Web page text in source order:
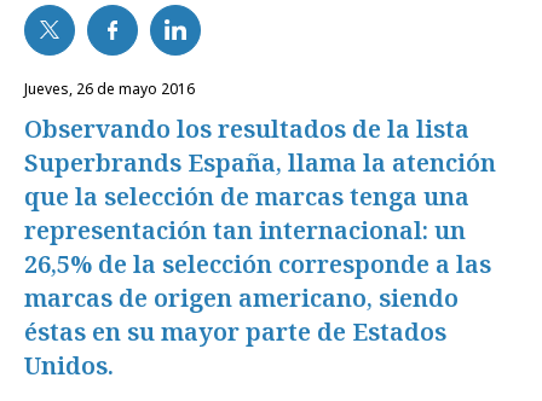
jueves, 26 de mayo 2016
Observando los resultados de la lista
Superbrands España, llama la atención
que la selección de marcas tenga una
representación tan internacional: un
26,5% de la selección corresponde a las
marcas de origen americano, siendo
éstas en su mayor parte de Estados
Unidos.